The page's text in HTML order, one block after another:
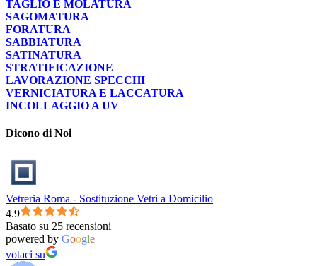
TAGLIO E MOLATURA
SAGOMATURA
FORATURA
SABBIATURA
SATINATURA
STRATIFICAZIONE
LAVORAZIONE SPECCHI
VERNICIATURA E LACCATURA
INCOLLAGGIO A UV
Dicono di Noi
Vetreria Roma - Sostituzione Vetri a Domicilio
4.9
Basato su 25 recensioni
powered by Google
votaci su